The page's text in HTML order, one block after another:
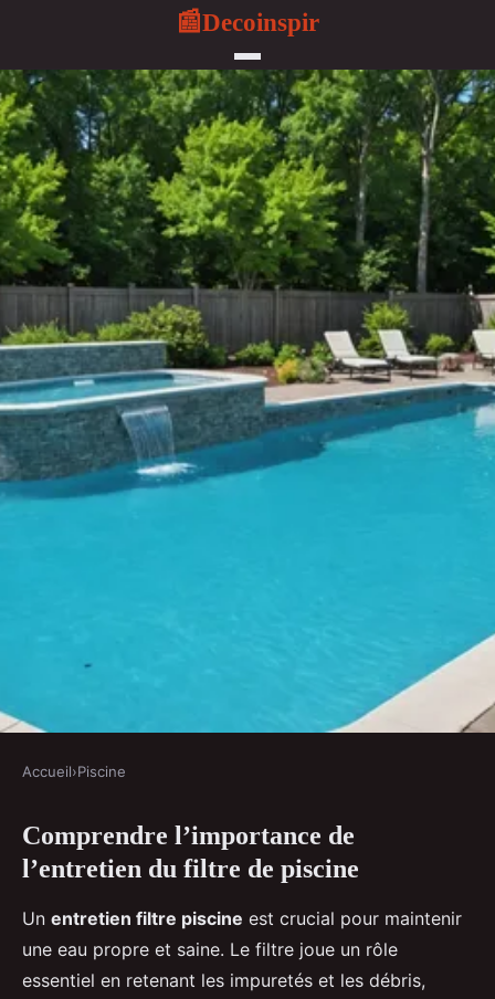
📰Decoinspir
Entretien de votre filtre de
piscine : le guide ultime
Inaya•2 janvier 2025 •7 min de lecture
Accueil›Piscine
Comprendre l’importance de
l’entretien du filtre de piscine
Un entretien filtre piscine est crucial pour maintenir
une eau propre et saine. Le filtre joue un rôle
essentiel en retenant les impuretés et les débris,